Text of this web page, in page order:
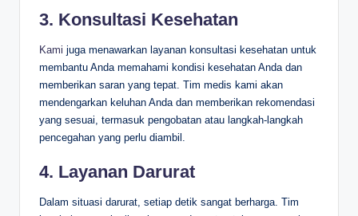
3. Konsultasi Kesehatan
Kami juga menawarkan layanan konsultasi kesehatan untuk
membantu Anda memahami kondisi kesehatan Anda dan
memberikan saran yang tepat. Tim medis kami akan
mendengarkan keluhan Anda dan memberikan rekomendasi
yang sesuai, termasuk pengobatan atau langkah-langkah
pencegahan yang perlu diambil.
4. Layanan Darurat
Dalam situasi darurat, setiap detik sangat berharga. Tim